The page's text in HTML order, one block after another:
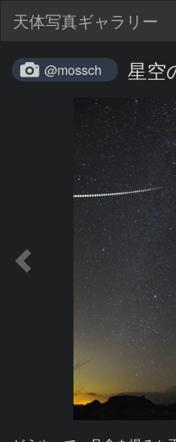
天体写真ギャラリー
@mossch 星空